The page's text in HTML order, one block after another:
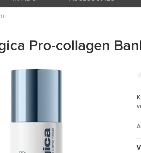
Pro-collagen